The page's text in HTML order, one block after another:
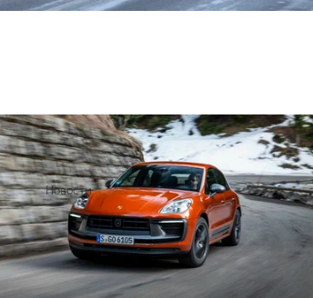
заменит бензиновые модели
несмотря на падение
2024Новости